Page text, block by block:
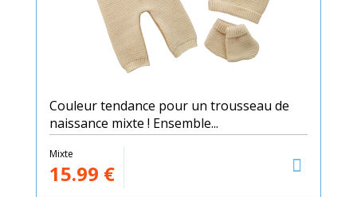
Couleur tendance pour un trousseau de
naissance mixte ! Ensemble...
Mixte
15.99 €